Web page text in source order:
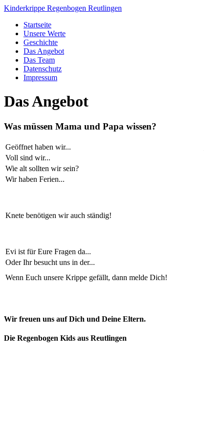
Kinderkrippe Regenbogen Reutlingen
Startseite
Unsere Werte
Geschichte
Das Angebot
Das Team
Datenschutz
Impressum
Das Angebot
Was müssen Mama und Papa wissen?
Geöffnet haben wir...
Voll sind wir...
Wie alt sollten wir sein?
Wir haben Ferien...
Knete benötigen wir auch ständig!
Evi ist für Eure Fragen da...
Oder Ihr besucht uns in der...
Wenn Euch unsere Krippe gefällt, dann melde Dich!
Wir freuen uns auf Dich und Deine Eltern.
Die Regenbogen Kids aus Reutlingen